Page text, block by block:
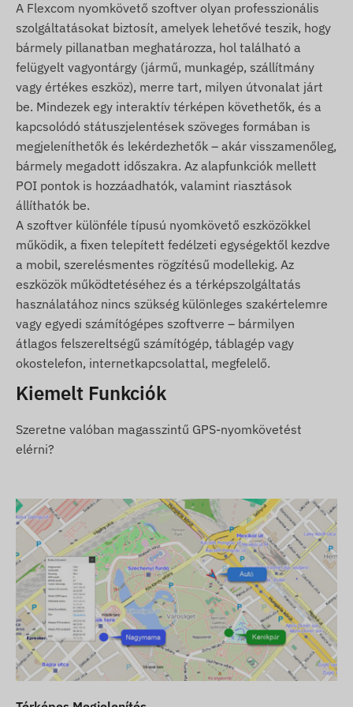
További, részletes és számszerű adatok a
Specifikáció részben tekinthetők meg. A készülék
funkcionalitását jelentősen kibővítő, szoftveres
úton megvalósított szolgáltatások ismertetését
(pl. további riasztások, útvonalak térképes
megjelenítése és diagramos elemzése,
menetlevelek és egyéb kimutatások készítése
stb.) a Nyomkövető szoftver leírásánál találja.
A csomag tartalma
TELTONIKA FMB920 jármű gps nyomkövető
Bekötő kábel
Üzembehelyezési útmutató
Használati feltételek
A készülék normál működéséhez a
helymeghatározó műholdrendszerekkel és a
mobilszolgáltatók hálózatával való aktív kapcsolat
szükséges. Ezek biztosítják az adatgyűjtést és
továbbítást, illetve a kommunikációt a tulajdonos
telefonjával vagy nyomkövető szoftver használata
esetén a központi adatgyűjtő- és feldolgozó
(cserélhető) SIM kártya segítségével kommunikál.
Működési régió
A készülék az alábbi régiókban üzemelő GSM
hálózatokkal kompatibilis:
2G: Világ
Vásárlási opciók
Ha csak készüléket vásárol (szoftver előfizetést
nem), azt a gyári beállításokkal adjuk át. A
A Flexcom nyomkövető szoftver olyan professzionális
szolgáltatásokat biztosít, amelyek lehetővé teszik, hogy
bármely pillanatban meghatározza, hol található a
felügyelt vagyontárgy (jármű, munkagép, szállítmány
vagy értékes eszköz), merre tart, milyen útvonalat járt
be. Mindezek egy interaktív térképen követhetők, és a
kapcsolódó státuszjelentések szöveges formában is
megjeleníthetők és lekérdezhetők – akár visszamenőleg,
bármely megadott időszakra. Az alapfunkciók mellett
POI pontok is hozzáadhatók, valamint riasztások
állíthatók be.
A szoftver különféle típusú nyomkövető eszközökkel
működik, a fixen telepített fedélzeti egységektől kezdve
a mobil, szerelésmentes rögzítésű modellekig. Az
eszközök működtetéséhez és a térképszolgáltatás
használatához nincs szükség különleges szakértelemre
vagy egyedi számítógépes szoftverre – bármilyen
átlagos felszereltségű számítógép, táblagép vagy
okostelefon, internetkapcsolattal, megfelelő.
Kiemelt Funkciók
Szeretne valóban magasszintű GPS-nyomkövetést
elérni?